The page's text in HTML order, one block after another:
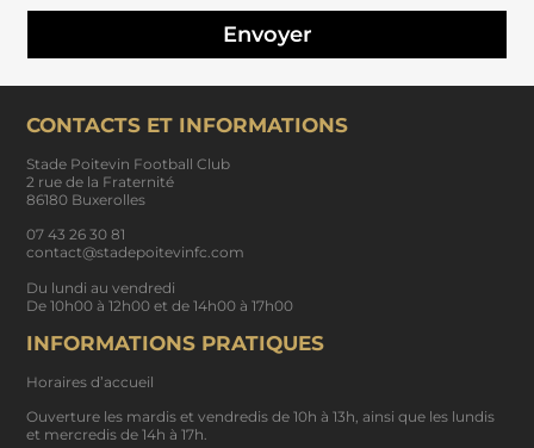
Envoyer
CONTACTS ET INFORMATIONS
Stade Poitevin Football Club
2 rue de la Fraternité
86180 Buxerolles
07 43 26 30 81
contact@stadepoitevinfc.com
Du lundi au vendredi
De 10h00 à 12h00 et de 14h00 à 17h00
INFORMATIONS PRATIQUES
Horaires d’accueil
Ouverture les mardis et vendredis de 10h à 13h, ainsi que les lundis
et mercredis de 14h à 17h.